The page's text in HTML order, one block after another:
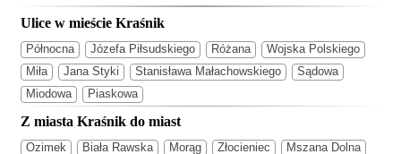
Ulice w mieście Kraśnik
Północna Józefa Piłsudskiego Różana
Wojska Polskiego
Miła
Jana Styki Stanisława Małachowskiego
Sądowa
Miodowa
Piaskowa
Z miasta Kraśnik do miast
Ozimek Biała Rawska Morąg Złocieniec Mszana Dolna